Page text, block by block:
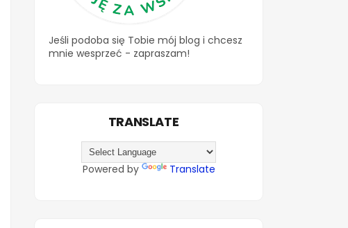
Jeśli podoba się Tobie mój blog i chcesz
mnie wesprzeć - zapraszam!
TRANSLATE
Powered by Translate